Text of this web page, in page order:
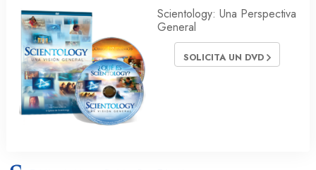
Scientology: Una Perspectiva
General
SOLICITA UN DVD